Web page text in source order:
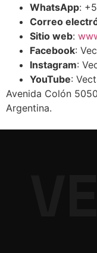
WhatsApp:
Correo
Sitio web:
Facebook:
Instagram:
YouTube:
Avenida Colón
Argentina.